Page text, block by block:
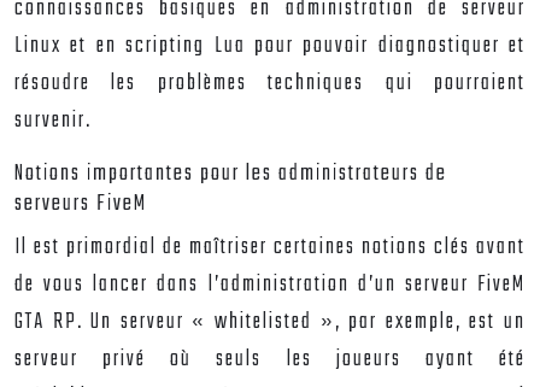
connaissances basiques en administration de serveur
Linux et en scripting Lua pour pouvoir diagnostiquer et
résoudre les problèmes techniques qui pourraient
survenir.
Notions importantes pour les administrateurs de
serveurs FiveM
Il est primordial de maîtriser certaines notions clés avant
de vous lancer dans l’administration d’un serveur FiveM
GTA RP. Un serveur « whitelisted », par exemple, est un
serveur privé où seuls les joueurs ayant été